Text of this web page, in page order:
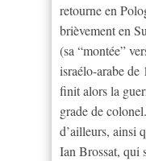
retourne en
brièvement en
(sa “montée”
israélo-arabe
finit alors la
grade de
d’ailleurs, ainsi
Ian Brossat, qui